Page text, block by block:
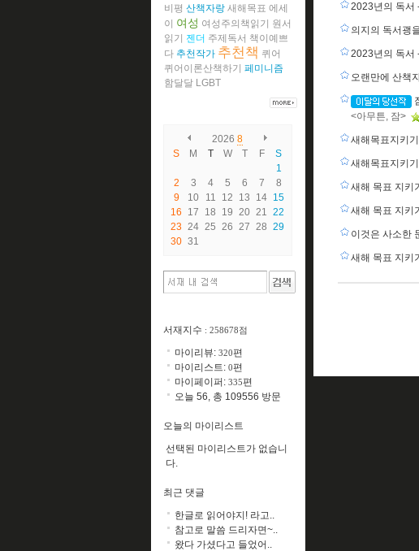
2023년의 독서
의지의 독서괭
2023년의 독서
오랜만에 산책
<아무튼, 잠>
새해목표지키
새해목표지키
새해 목표 지키
새해 목표 지키
이것은 사소한
새해 목표 지키
비평 산책자랑 새해목표 에세
이
여성 여성주의책읽기
원서
읽기
젠더 주제독서 책이예쁘
다 추천작가 추천책 퀴어
퀴어이론산책하기 페미니즘
함달달 LGBT
2026 8
S
M T W T F
S
1
2
3 4 5 6 7
8
9
10 11 12 13 14 15
16
17 18 19 20 21 22
23 24 25 26 27 28 29
30 31
서재지수 : 258678점
마이리뷰: 320편
마이리스트: 0편
마이페이퍼: 335편
오늘 56, 총 109556 방문
오늘의 마이리스트
선택된 마이리스트가 없습니
다.
최근 댓글
한글로 읽어야지! 라고..
참고로 말씀 드리자면~..
왔다 가셨다고 들었어..